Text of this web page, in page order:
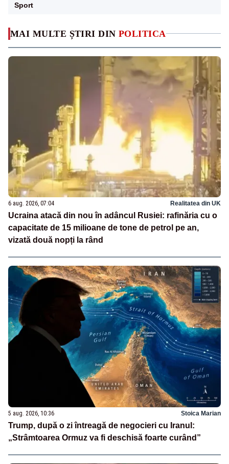
MAI MULTE ȘTIRI DIN POLITICA
6 aug. 2026, 07:04 Realitatea din UK
Ucraina atacă din nou în adâncul Rusiei: rafinăria cu o
capacitate de 15 milioane de tone de petrol pe an,
vizată două nopți la rând
5 aug. 2026, 10:36 Stoica Marian
Trump, după o zi întreagă de negocieri cu Iranul:
„Strâmtoarea Ormuz va fi deschisă foarte curând”
Sport